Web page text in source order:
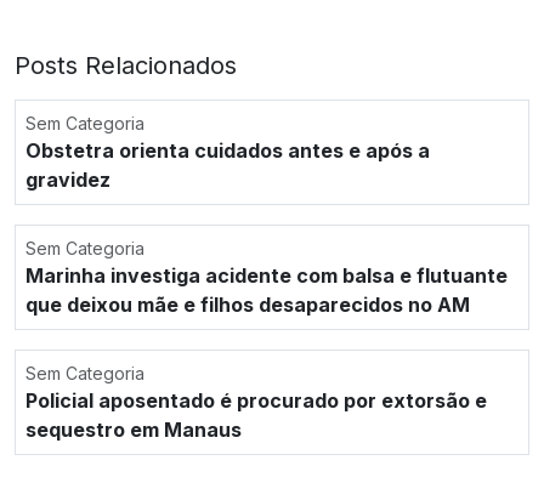
Posts Relacionados
Sem Categoria
Obstetra orienta cuidados antes e após a
gravidez
Sem Categoria
Marinha investiga acidente com balsa e flutuante
que deixou mãe e filhos desaparecidos no AM
Sem Categoria
Policial aposentado é procurado por extorsão e
sequestro em Manaus